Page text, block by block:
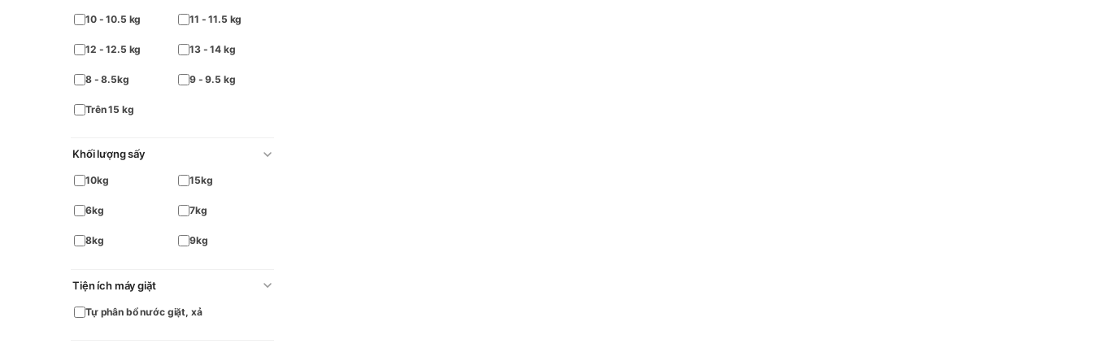
10 - 10.5 kg 11 - 11.5 kg
12 - 12.5 kg 13 - 14 kg
8 - 8.5kg 9 - 9.5 kg
Trên 15 kg
Khối lượng sấy
10kg 15kg
6kg 7kg
8kg 9kg
Tiện ích máy giặt
Tự phân bổ nước giặt, xả